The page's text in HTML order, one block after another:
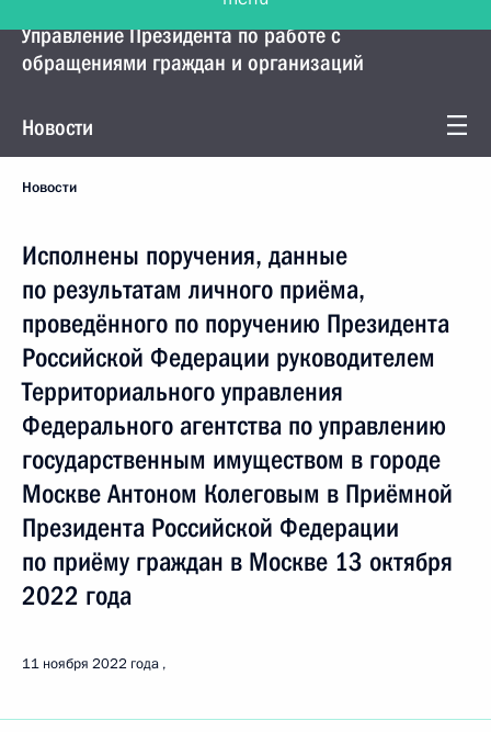
Управление Президента по работе с
обращениями граждан и организаций
Новости
Новости
Исполнены поручения, данные
по результатам личного приёма,
проведённого по поручению Президента
Российской Федерации руководителем
Территориального управления
Федерального агентства по управлению
государственным имуществом в городе
Москве Антоном Колеговым в Приёмной
Президента Российской Федерации
по приёму граждан в Москве 13 октября
2022 года
11 ноября 2022 года